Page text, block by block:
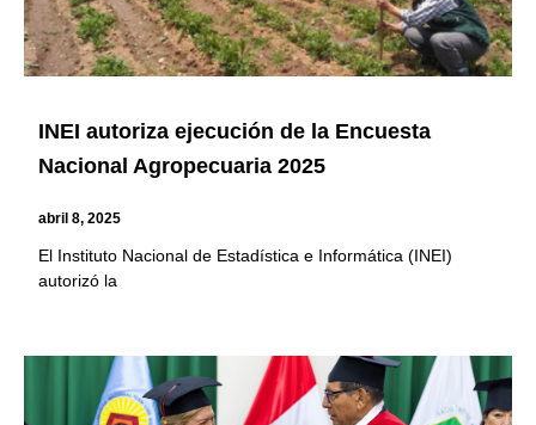
INEI autoriza ejecución de la Encuesta
Nacional Agropecuaria 2025
abril 8, 2025
El Instituto Nacional de Estadística e Informática (INEI)
autorizó la